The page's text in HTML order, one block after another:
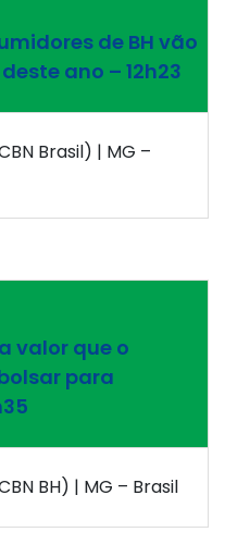
de BH vão
ano – 12h23
Brasil) | MG –
valor que o
para
BH) | MG – Brasil